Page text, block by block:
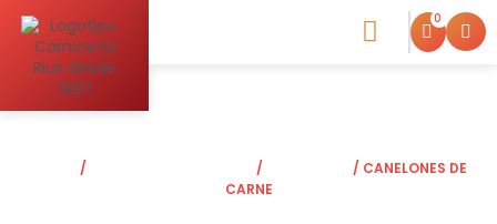
0
/ /
/ CANELONES DE
CARNE